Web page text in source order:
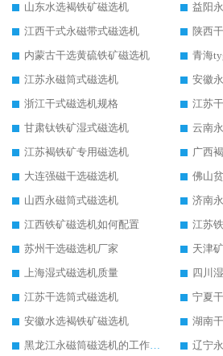
山东水选褐铁矿磁选机
益阳
江西干式永磁带式磁选机
陕西
内蒙古干选黄硫铁矿磁选机
青海
江苏永磁筒式磁选机
安徽
浙江干式磁选机规格
甘肃钛铁矿湿式磁选机
云南
江苏褐铁矿专用磁选机
广西
大连强磁干选磁选机
佛山
山西永磁筒式磁选机
济南
江西铁矿磁选机如何配置
江苏
苏州干选磁选机厂家
天津
上海湿式磁选机质量
四川
江苏干选筒式磁选机
宁夏
安徽水选褐铁矿磁选机
湖南
黑龙江永磁筒磁选机的工作原理